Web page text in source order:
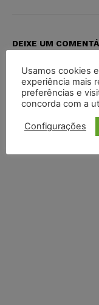
DEIXE UM
Default Comments (0)
Usamos cookies
experiência mais
preferências e
concorda com a
Configurações